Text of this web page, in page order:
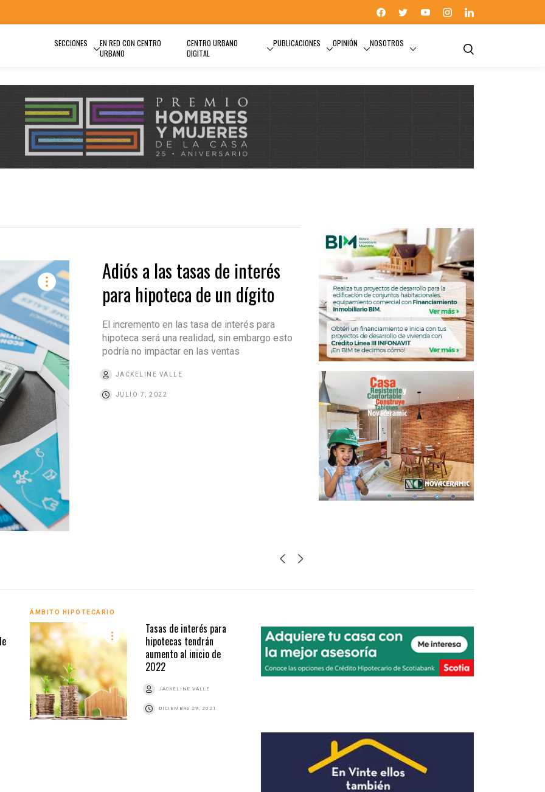
SECCIONES
EN RED CON CENTRO
URBANO
CENTRO URBANO
DIGITAL
PUBLICACIONES OPINIÓN NOSOTROS
Adiós a las tasas de interés
para hipoteca de un dígito
El incremento en las tasa de interés para
hipoteca será una realidad, sin embargo esto
podría no impactar en las ventas
JACKELINE VALLE
JULIO 7, 2022
ÁMBITO HIPOTECARIO
ÁMBITO HIPOTECARIO
Tasas de interés para
hipotecas tendrán
aumento al inicio de
2022
JACKELINE VALLE
DICIEMBRE 29, 2021